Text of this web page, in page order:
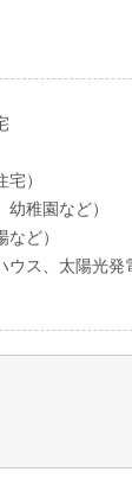
）
稚園など）
ど）
ウス、太陽光発